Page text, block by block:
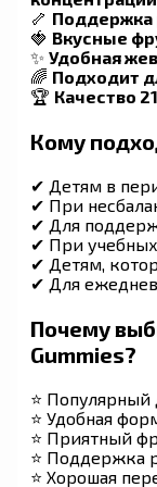
🦴 Поддержка
🍓 Вкусные
✨ Удобная
🌈 Подходит
🏆 Качество
Кому
✔ Детям в
✔ При
✔ Для
✔ При
✔ Детям,
✔ Для
Почему
Gummies?
⭐
⭐ Удобная
⭐ Приятный
⭐ Поддержка
⭐ Хорошая